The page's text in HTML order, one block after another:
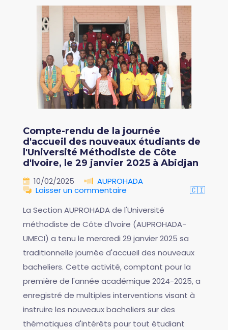
Compte-rendu de la journée
d'accueil des nouveaux étudiants de
l'Université Méthodiste de Côte
d'Ivoire, le 29 janvier 2025 à Abidjan
10/02/2025
AUPROHADA
Laisser un commentaire
🇨🇮
La Section AUPROHADA de l'Université
méthodiste de Côte d'Ivoire (AUPROHADA-
UMECI) a tenu le mercredi 29 janvier 2025 sa
traditionnelle journée d'accueil des nouveaux
bacheliers. Cette activité, comptant pour la
première de l'année académique 2024-2025, a
enregistré de multiples interventions visant à
instruire les nouveaux bacheliers sur des
thématiques d'intérêts pour tout étudiant